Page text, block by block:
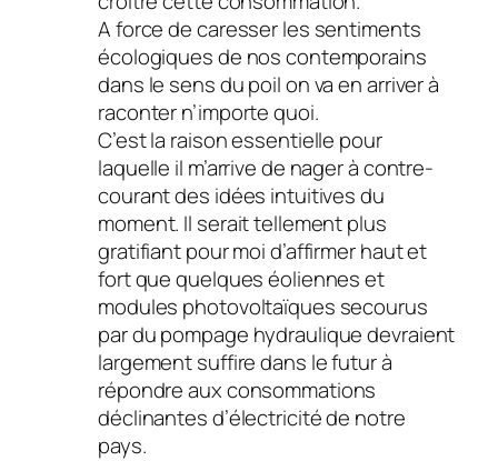
A force de caresser les sentiments
écologiques de nos contemporains
dans le sens du poil on va en arriver à
raconter n’importe quoi.
C’est la raison essentielle pour
laquelle il m’arrive de nager à contre-
courant des idées intuitives du
moment. Il serait tellement plus
gratifiant pour moi d’affirmer haut et
fort que quelques éoliennes et
modules photovoltaïques secourus
par du pompage hydraulique devraient
largement suffire dans le futur à
répondre aux consommations
déclinantes d’électricité de notre
pays.